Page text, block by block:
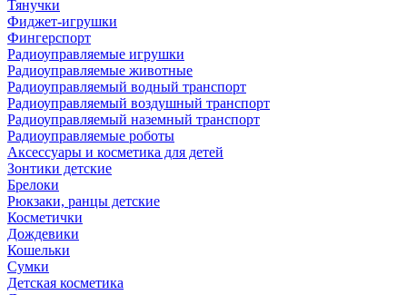
Тянучки
Фиджет-игрушки
Фингерспорт
Радиоуправляемые игрушки
Радиоуправляемые животные
Радиоуправляемый водный транспорт
Радиоуправляемый воздушный транспорт
Радиоуправляемый наземный транспорт
Радиоуправляемые роботы
Аксессуары и косметика для детей
Зонтики детские
Брелоки
Рюкзаки, ранцы детские
Косметички
Дождевики
Кошельки
Сумки
Детская косметика